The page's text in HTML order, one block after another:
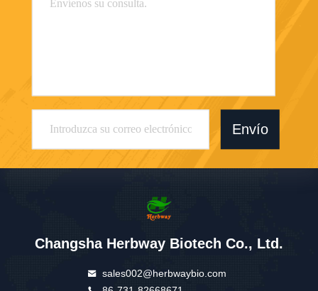
Envío
Changsha Herbway Biotech Co., Ltd.
sales002@herbwaybio.com